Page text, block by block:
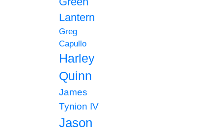
Lantern
Greg
Capullo
Harley
Quinn
James
Tynion IV
Jason